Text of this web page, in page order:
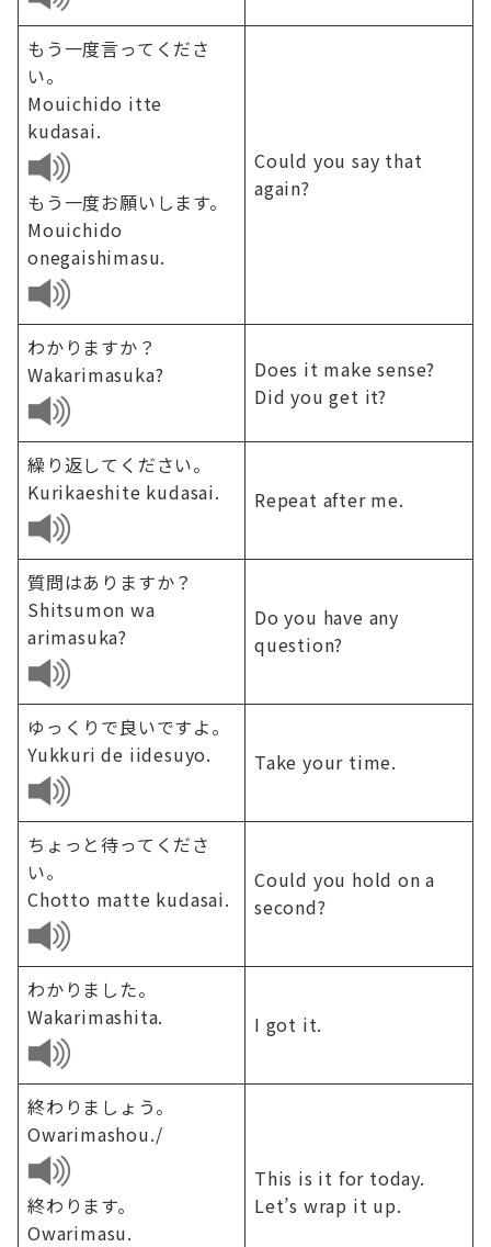
もう一度言ってくださ
い。
Mouichido itte
kudasai.
もう一度お願いします。
Mouichido
onegaishimasu.
Could you say that
again?
わかりますか？
Wakarimasuka?
Does it make sense?
Did you get it?
繰り返してください。
Kurikaeshite kudasai.
Repeat after me.
質問はありますか？
Shitsumon wa
arimasuka?
Do you have any
question?
ゆっくりで良いですよ。
Yukkuri de iidesuyo.
Take your time.
ちょっと待ってくださ
い。
Chotto matte kudasai.
Could you hold on a
second?
わかりました。
Wakarimashita.
I got it.
終わりましょう。
Owarimashou./
終わります。
Owarimasu.
This is it for today.
Let’s wrap it up.